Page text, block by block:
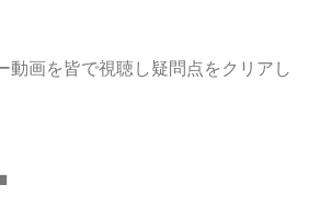
動画を皆で視聴し疑問点をクリアし